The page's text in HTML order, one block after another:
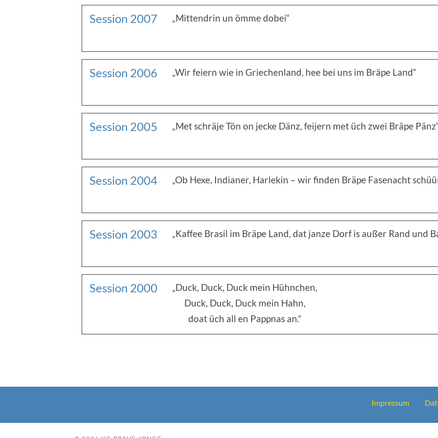
Session 2007 „Mittendrin un ömme dobei“
Session 2006 „Wir feiern wie in Griechenland, hee bei uns im Bräpe Land“
Session 2005 „Met schräje Tön on jecke Dänz, feijern met üch zwei Bräpe
Session 2004 „Ob Hexe, Indianer, Harlekin – wir finden Bräpe Fasenacht
Session 2003 „Kaffee Brasil im Bräpe Land, dat janze Dorf is außer Rand und
Session 2000
„Duck, Duck, Duck mein Hühnchen,
Duck, Duck, Duck mein Hahn,
doat üch all en Pappnas an.“
Impressum